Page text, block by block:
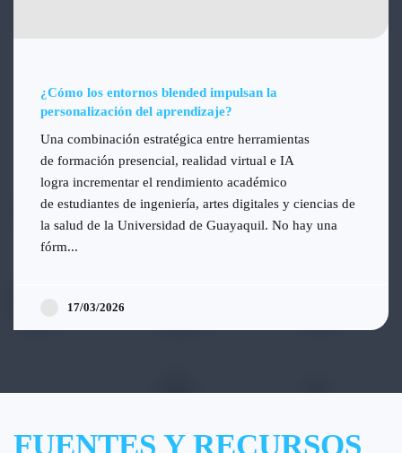
¿Cómo los entornos blended impulsan la
personalización del aprendizaje?
Una combinación estratégica entre herramientas
de formación presencial, realidad virtual e IA
logra incrementar el rendimiento académico
de estudiantes de ingeniería, artes digitales y ciencias de
la salud de la Universidad de Guayaquil. No hay una
fórm...
17/03/2026
FUENTES Y RECURSOS